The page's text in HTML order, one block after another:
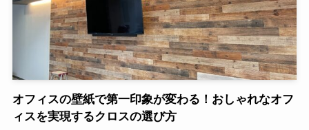
オフィスの壁紙で第一印象が変わる！おしゃれなオフ
ィスを実現するクロスの選び方